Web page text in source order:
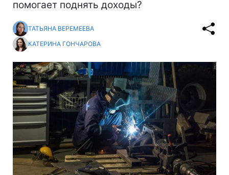
помогает поднять доходы?
ТАТЬЯНА ВЕРЕМЕЕВА
КАТЕРИНА ГОНЧАРОВА